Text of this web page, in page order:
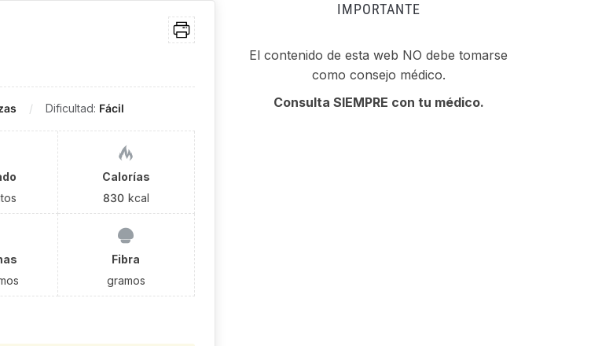
Dificultad: Fácil
Calorías
830 kcal
Fibra
gramos
IMPORTANTE
El contenido de esta web NO debe tomarse
como consejo médico.
Consulta SIEMPRE con tu médico.